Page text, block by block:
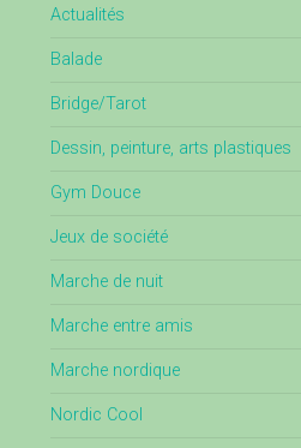
Actualités
Balade
Bridge/Tarot
Dessin, peinture, arts plastiques
Gym Douce
Jeux de société
Marche de nuit
Marche entre amis
Marche nordique
Nordic Cool